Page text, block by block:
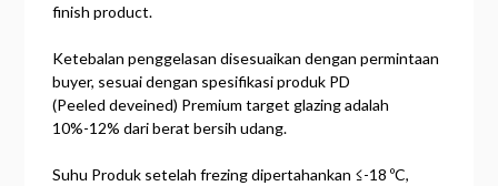
finish product.
Ketebalan penggelasan disesuaikan dengan permintaan
buyer, sesuai dengan spesifikasi produk PD
(Peeled deveined) Premium target glazing adalah
10%-12% dari berat bersih udang.
Suhu Produk setelah frezing dipertahankan ≤-18 ºC,